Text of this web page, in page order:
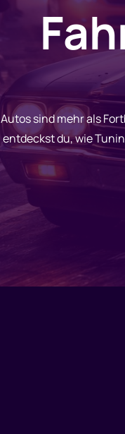
Autos sind mehr als
entdeckst du, wie